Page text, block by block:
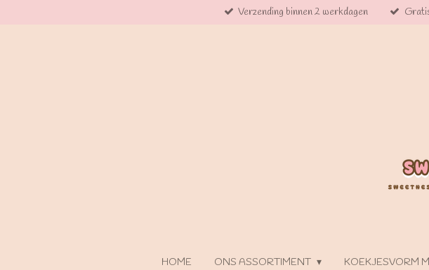
Verzending binnen 2 werkdagen
HOME ONS ASSORTIMENT KOEKJESVORM